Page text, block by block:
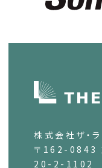
株式会社ザ・
〒162-0843
20-2-1102